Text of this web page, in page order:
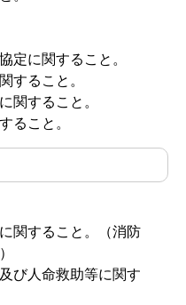
定に関すること。
すること。
関すること。
ること。
関すること。（消防
び人命救助等に関す